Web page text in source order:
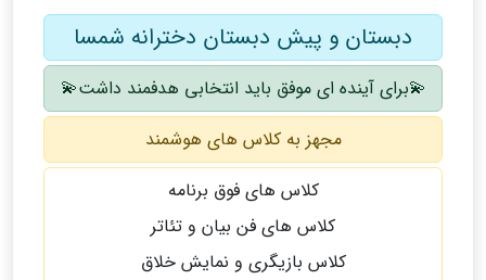
دبستان و پیش دبستان دخترانه شمسا
💫برای آینده ای موفق باید انتخابی هدفمند داشت💫
مجهز به کلاس های هوشمند
کلاس های فوق برنامه
کلاس های فن بیان و تئاتر
کلاس بازیگری و نمایش خلاق